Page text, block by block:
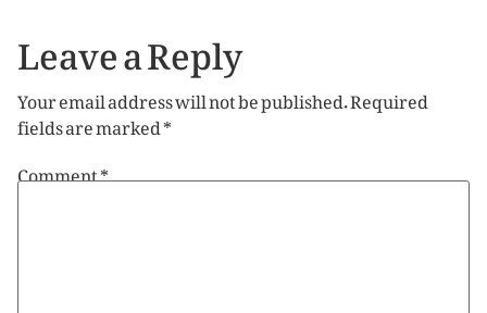
Leave a Reply
Your email address will not be published.Required
fields are marked*
Comment*